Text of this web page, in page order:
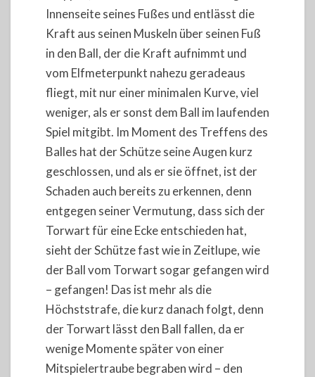
Innenseite seines Fußes und entlässt die
Kraft aus seinen Muskeln über seinen Fuß
in den Ball, der die Kraft aufnimmt und
vom Elfmeterpunkt nahezu geradeaus
fliegt, mit nur einer minimalen Kurve, viel
weniger, als er sonst dem Ball im laufenden
Spiel mitgibt. Im Moment des Treffens des
Balles hat der Schütze seine Augen kurz
geschlossen, und als er sie öffnet, ist der
Schaden auch bereits zu erkennen, denn
entgegen seiner Vermutung, dass sich der
Torwart für eine Ecke entschieden hat,
sieht der Schütze fast wie in Zeitlupe, wie
der Ball vom Torwart sogar gefangen wird
– gefangen! Das ist mehr als die
Höchststrafe, die kurz danach folgt, denn
der Torwart lässt den Ball fallen, da er
wenige Momente später von einer
Mitspielertraube begraben wird – den